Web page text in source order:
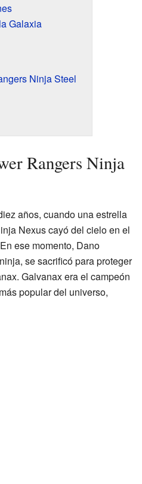
Galaxia
Ninja Steel
Rangers Ninja
años, cuando una estrella
Nexus cayó del cielo en el
ese momento, Dano
se sacrificó para proteger
Galvanax era el campeón
popular del universo,